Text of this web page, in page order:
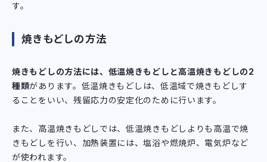
す。
焼きもどしの方法
焼きもどしの方法には、低温焼きもどしと高温焼きもどしの2
種類があります。低温焼きもどしは、低温域で焼きもどしす
ることをいい、残留応力の安定化のために行います。
また、高温焼きもどしでは、低温焼きもどしよりも高温で焼
きもどしを行い、加熱装置には、塩浴や燃焼炉、電気炉など
が使われます。